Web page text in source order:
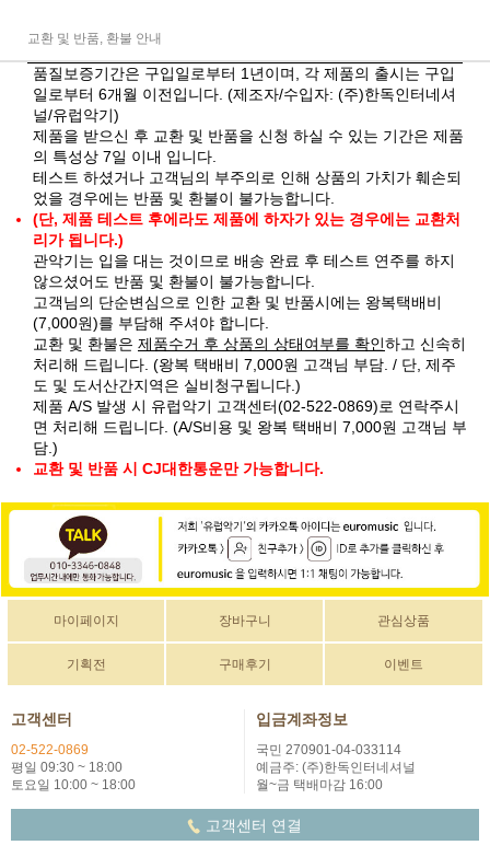
교환 및 반품, 환불 안내
품질보증기간은 구입일로부터 1년이며, 각 제품의 출시는 구입
일로부터 6개월 이전입니다. (제조자/수입자: (주)한독인터네셔
널/유럽악기)
제품을 받으신 후 교환 및 반품을 신청 하실 수 있는 기간은 제품
의 특성상 7일 이내 입니다.
테스트 하셨거나 고객님의 부주의로 인해 상품의 가치가 훼손되
었을 경우에는 반품 및 환불이 불가능합니다.
(단, 제품 테스트 후에라도 제품에 하자가 있는 경우에는 교환처
리가 됩니다.)
관악기는 입을 대는 것이므로 배송 완료 후 테스트 연주를 하지
않으셨어도 반품 및 환불이 불가능합니다.
고객님의 단순변심으로 인한 교환 및 반품시에는 왕복택배비
(7,000원)를 부담해 주셔야 합니다.
교환 및 환불은 제품수거 후 상품의 상태여부를 확인하고 신속히
처리해 드립니다. (왕복 택배비 7,000원 고객님 부담. / 단, 제주
도 및 도서산간지역은 실비청구됩니다.)
제품 A/S 발생 시 유럽악기 고객센터(02-522-0869)로 연락주시
면 처리해 드립니다. (A/S비용 및 왕복 택배비 7,000원 고객님 부
담.)
교환 및 반품 시 CJ대한통운만 가능합니다.
마이페이지 장바구니 관심상품
기획전 구매후기 이벤트
고객센터
02-522-0869
평일 09:30 ~ 18:00
토요일 10:00 ~ 18:00
입금계좌정보
국민 270901-04-033114
예금주: (주)한독인터네셔널
월~금 택배마감 16:00
고객센터 연결